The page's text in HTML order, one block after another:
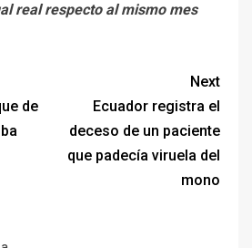
real respecto al mismo mes
de
Next
Ecuador registra el
deceso de un paciente
que padecía viruela del
mono